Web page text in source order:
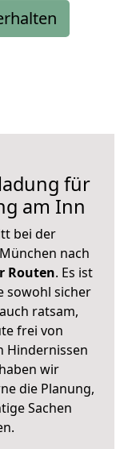
für
am Inn
bei der
nach
Routen. Es ist
sowohl sicher
ratsam,
frei von
Hindernissen
wir
die Planung,
Sachen